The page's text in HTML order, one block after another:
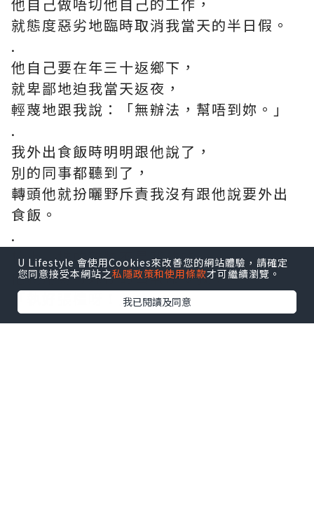
U Lifestyle 會使用Cookies來改善您的網站體驗，請確定
您同意接受本網站之私隱政策和使用條款才可繼續瀏覽。
我已閱讀及同意
就態度惡劣地臨時取消我當天的半日假。
.
他自己要在年三十返鄉下，
就卑鄙地迫我當天返夜，
輕蔑地跟我說：「無辦法，幫唔到妳。」
.
我外出食飯時明明跟他說了，
別的同事都聽到了，
轉頭他就扮曬野斥責我沒有跟他說要外出
食飯。
.
檯上一堆的雜物不是我放的，
他就用對待妹仔的口氣命令我：
「執好張檯呀！」